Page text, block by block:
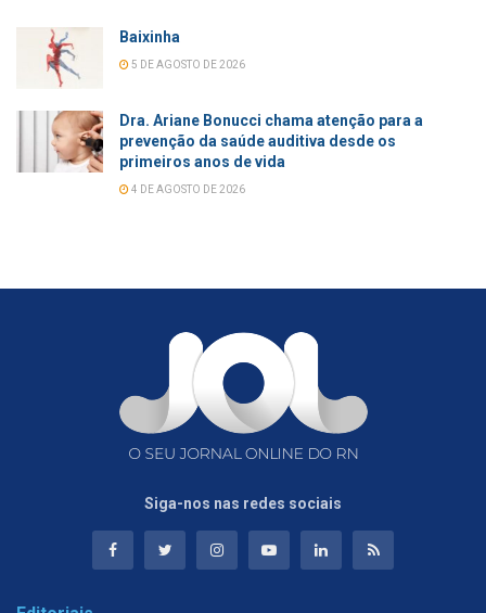
Baixinha
5 DE AGOSTO DE 2026
Dra. Ariane Bonucci chama atenção para a
prevenção da saúde auditiva desde os
primeiros anos de vida
4 DE AGOSTO DE 2026
Siga-nos nas redes sociais